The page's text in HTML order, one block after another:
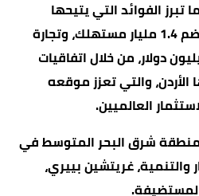
الفوائد التي يتيحها
الوصول إلى سوق عالمية تضم 1.4 مليار مستهلك، وتجارة
تُقدّر قيمتها بـ 50 تريليون دولار، من خلال اتفاقيات
الأردن، والتي تعزز موقعه
العالميين.
شرق البحر المتوسط في
والتنمية، غريتشين بييري،